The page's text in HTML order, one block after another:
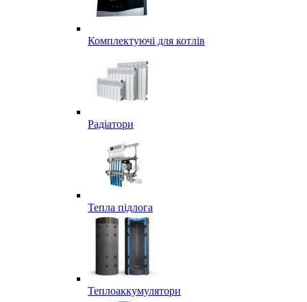
Комплектуючі для котлів
Радіатори
Тепла підлога
Теплоаккумулятори